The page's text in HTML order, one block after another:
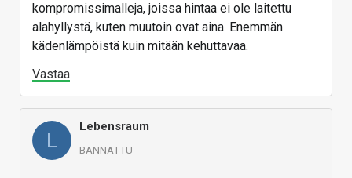
kompromissimalleja, joissa hintaa ei ole laitettu
alahyllystä, kuten muutoin ovat aina. Enemmän
kädenlämpöistä kuin mitään kehuttavaa.
Vastaa
L
Lebensraum
BANNATTU